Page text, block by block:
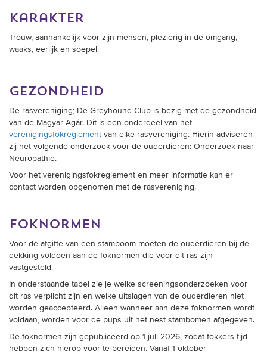
karakter
Trouw, aanhankelijk voor zijn mensen, plezierig in de omgang,
waaks, eerlijk en soepel.
gezondheid
De rasvereniging; De Greyhound Club is bezig met de gezondheid
van de Magyar Agár. Dit is een onderdeel van het
verenigingsfokreglement van elke rasvereniging. Hierin adviseren
zij het volgende onderzoek voor de ouderdieren: Onderzoek naar
Neuropathie.
Voor het verenigingsfokreglement en meer informatie kan er
contact worden opgenomen met de rasvereniging.
foknormen
Voor de afgifte van een stamboom moeten de ouderdieren bij de
dekking voldoen aan de foknormen die voor dit ras zijn
vastgesteld.
In onderstaande tabel zie je welke screeningsonderzoeken voor
dit ras verplicht zijn en welke uitslagen van de ouderdieren niet
worden geaccepteerd. Alleen wanneer aan deze foknormen wordt
voldaan, worden voor de pups uit het nest stambomen afgegeven.
De foknormen zijn gepubliceerd op 1 juli 2026, zodat fokkers tijd
hebben zich hierop voor te bereiden. Vanaf 1 oktober